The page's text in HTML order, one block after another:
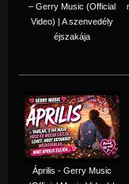
– Gerry Music (Official
Video) | A szenvedély
éjszakája
Április - Gerry Music